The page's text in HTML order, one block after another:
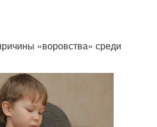
«воровства» среди